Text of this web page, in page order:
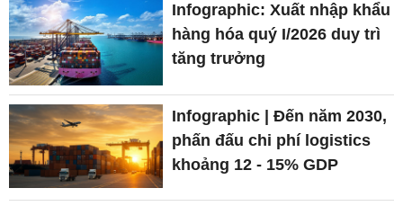
Infographic: Xuất nhập khẩu
hàng hóa quý I/2026 duy trì
tăng trưởng
Infographic | Đến năm 2030,
phấn đấu chi phí logistics
khoảng 12 - 15% GDP